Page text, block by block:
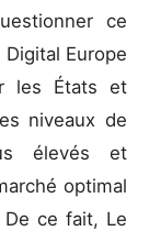
ce
Europe
les États et
niveaux de
élevés et
optimal
De ce fait, Le